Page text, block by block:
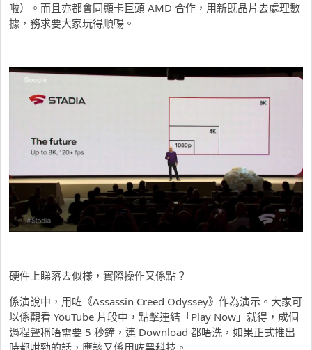
啦）。而且亦都會同顯卡巨頭 AMD 合作，用新既晶片去處理數
據，務求要大家玩得順暢。
硬件上睇落去似樣，實際操作又係點？
係演說中，用咗《Assassin Creed Odyssey》作為演示。大家可
以係觀看 YouTube 片段中，點擊連結「Play Now」就得，成個
過程聲稱唔需要 5 秒鐘，連 Download 都唔洗，如果正式推出